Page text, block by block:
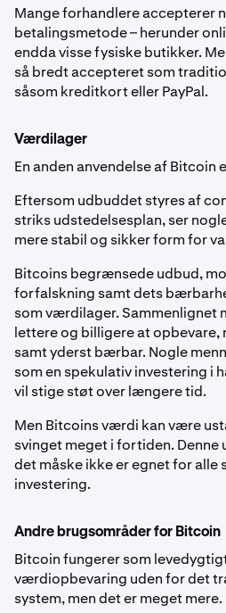
Mange forhandlere accepterer
betalingsmetode – herunder
endda visse fysiske butikker.
så bredt accepteret som
såsom kreditkort eller PayPal.
Værdilager
En anden anvendelse af Bitcoin
Eftersom udbuddet styres af
striks udstedelsesplan, ser
mere stabil og sikker form for
Bitcoins begrænsede udbud,
forfalskning samt dets
som værdilager. Sammenlignet
lettere og billigere at opbevare,
samt yderst bærbar. Nogle
som en spekulativ investering i
vil stige støt over længere tid.
Men Bitcoins værdi kan være
svinget meget i fortiden.
det måske ikke er egnet for
investering.
Andre brugsområder for Bitcoin
Bitcoin fungerer som
værdiopbevaring uden for det
system, men det er meget mere.